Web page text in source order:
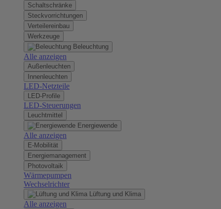
Schaltschränke
Steckvorrichtungen
Verteilereinbau
Werkzeuge
Beleuchtung
Alle anzeigen
Außenleuchten
Innenleuchten
LED-Netzteile
LED-Profile
LED-Steuerungen
Leuchtmittel
Energiewende
Alle anzeigen
E-Mobilität
Energiemanagement
Photovoltaik
Wärmepumpen
Wechselrichter
Lüftung und Klima
Alle anzeigen